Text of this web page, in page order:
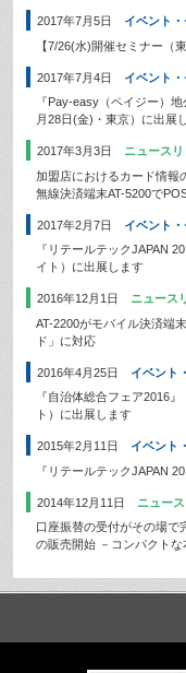
2017年7月5日
イベント
【7/26(水)開催セミナー（
2017年7月4日
イベント
『Pay-easy（ペイジー）
月28日(金)・東京）に出展
2017年3月3日
ニュースリ
加盟店におけるカード情報
無線決済端末AT-5200で
2017年2月7日
イベント
『リテールテックJAPAN
イト）に出展します
2016年12月1日
ニュース
AT-2200がモバイル決済端
ド」に対応
2016年4月25日
イベント
『自治体総合フェア2016
ト）に出展します
2015年2月11日
イベント
『リテールテックJAPAN
2014年12月11日
ニュー
口座振替の受付がその場で
の販売開始 －コンパクト